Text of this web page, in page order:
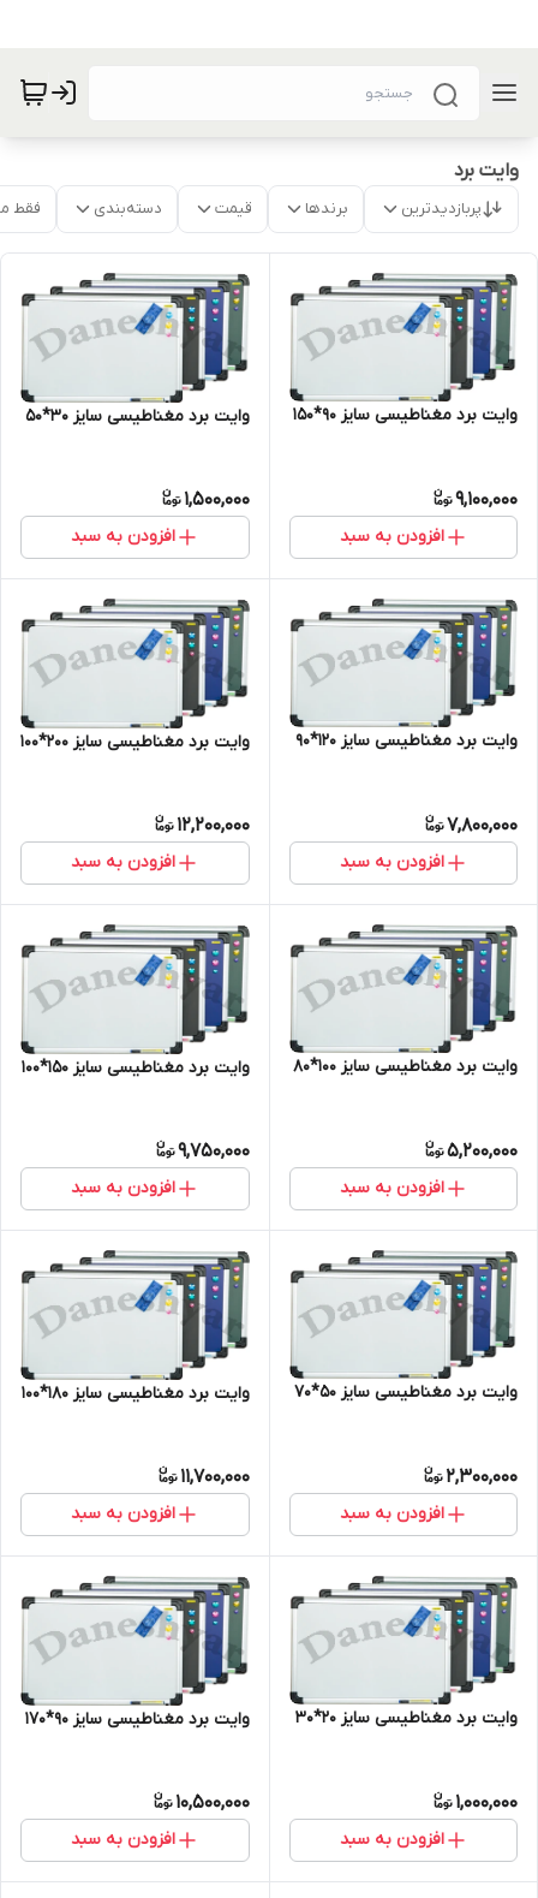
وایت برد
پربازدیدترین برندها قیمت دسته‌بندی فقط
وایت برد مغناطیسی سایز 90*150
9,100,000
افزودن به سبد
وایت برد مغناطیسی سایز 30*50
1,500,000
افزودن به سبد
وایت برد مغناطیسی سایز 120*90
7,800,000
افزودن به سبد
وایت برد مغناطیسی سایز 200*100
12,200,000
افزودن به سبد
وایت برد مغناطیسی سایز 100*80
5,200,000
افزودن به سبد
وایت برد مغناطیسی سایز 150*100
9,750,000
افزودن به سبد
وایت برد مغناطیسی سایز 50*70
2,300,000
افزودن به سبد
وایت برد مغناطیسی سایز 180*100
11,700,000
افزودن به سبد
وایت برد مغناطیسی سایز 20*30
1,000,000
افزودن به سبد
وایت برد مغناطیسی سایز 90*170
10,500,000
افزودن به سبد